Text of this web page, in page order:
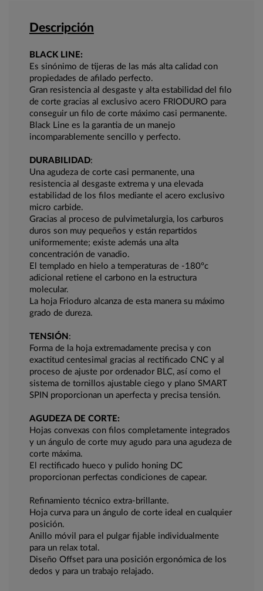
Descripción
BLACK LINE:
Es sinónimo de tijeras de las más alta calidad con
propiedades de afilado perfecto.
Gran resistencia al desgaste y alta estabilidad del filo
de corte gracias al exclusivo acero FRIODURO para
conseguir un filo de corte máximo casi permanente.
Black Line es la garantia de un manejo
incomparablemente sencillo y perfecto.
DURABILIDAD:
Una agudeza de corte casi permanente, una
resistencia al desgaste extrema y una elevada
estabilidad de los filos mediante el acero exclusivo
micro carbide.
Gracias al proceso de pulvimetalurgia, los carburos
duros son muy pequeños y están repartidos
uniformemente; existe además una alta
concentración de vanadio.
El templado en hielo a temperaturas de -180ºc
adicional retiene el carbono en la estructura
molecular.
La hoja Frioduro alcanza de esta manera su máximo
grado de dureza.
TENSIÓN :
Forma de la hoja extremadamente precisa y con
exactitud centesimal gracias al rectificado CNC y al
proceso de ajuste por ordenador BLC, así como el
sistema de tornillos ajustable ciego y plano SMART
SPIN proporcionan un aperfecta y precisa tensión.
AGUDEZA DE CORTE:
Hojas convexas con filos completamente integrados
y un ángulo de corte muy agudo para una agudeza de
corte máxima.
El rectificado hueco y pulido honing DC
proporcionan perfectas condiciones de capear.
Refinamiento técnico extra-brillante.
Hoja curva para un ángulo de corte ideal en cualquier
posición.
Anillo móvil para el pulgar fijable individualmente
para un relax total.
Diseño Offset para una posición ergonómica de los
dedos y para un trabajo relajado.